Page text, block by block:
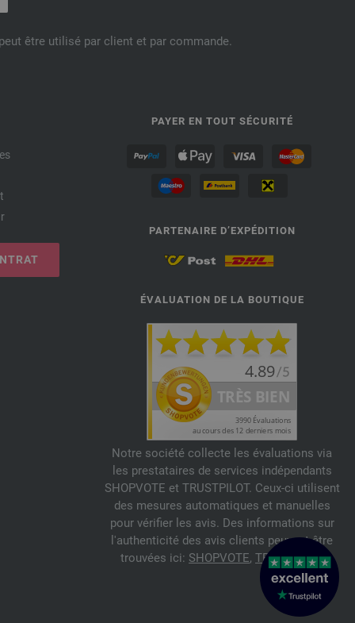
être utilisé par client et par commande.
PAYER EN TOUT SÉCURITÉ
PARTENAIRE D’EXPÉDITION
ÉVALUATION DE LA BOUTIQUE
Notre société collecte les évaluations via
les prestataires de services indépendants
SHOPVOTE et TRUSTPILOT. Ceux-ci utilisent
des mesures automatiques et manuelles
pour vérifier les avis. Des informations sur
l'authenticité des avis clients peuvent être
trouvées ici: SHOPVOTE, TRUSTPILOT